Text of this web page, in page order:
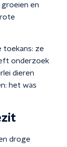
en
toekans: ze
onderzoek
dieren
het was
droge